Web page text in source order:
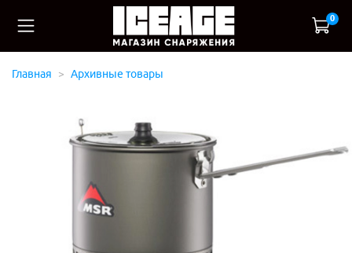
0
Главная Архивные товары